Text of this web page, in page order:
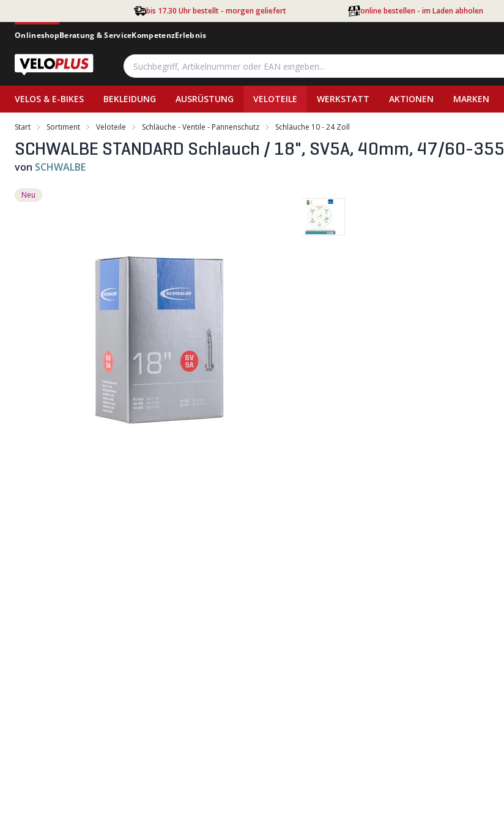
bis 17.30 Uhr bestellt - morgen geliefert online bestellen - im Laden abholen
OnlineshopBeratung & ServiceKompetenzErlebnis
VELOS & E-BIKES BEKLEIDUNG AUSRÜSTUNG VELOTEILE WERKSTATT AKTIONEN MARKEN
Start Sortiment Veloteile Schläuche - Ventile - Pannenschutz Schläuche 10 - 24 Zoll
SCHWALBE STANDARD Schlauch / 18", SV5A, 40mm, 47/60-355
von SCHWALBE
Neu